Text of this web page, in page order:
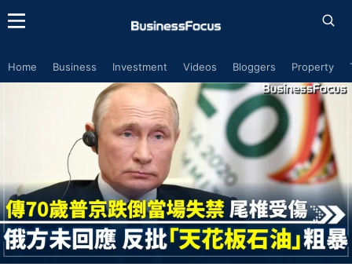
Home Business Investment Videos Bloggers Property